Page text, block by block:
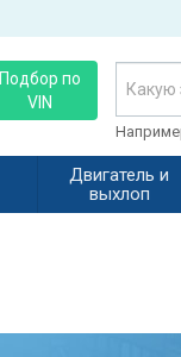
Подбор по
VIN
Двигатель и
выхлоп